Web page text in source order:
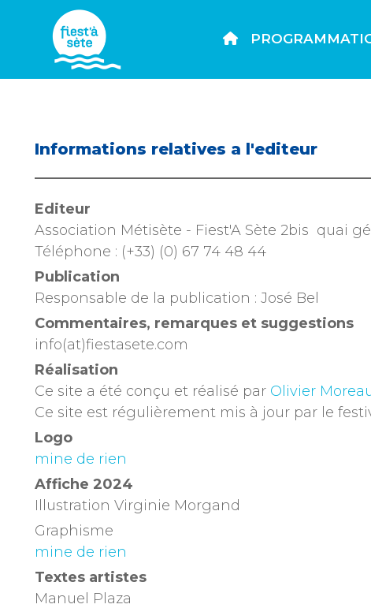
Informations relatives a l'editeur
Editeur
Association Métisète - Fiest'A Sète 2bis quai
Téléphone : (+33) (0) 67 74 48 44
Publication
Responsable de la publication : José Bel
Commentaires, remarques et suggestions
info(at)fiestasete.com
Réalisation
Ce site a été conçu et réalisé par Olivier
Ce site est régulièrement mis à jour par le
Logo
mine de rien
Affiche 2024
Illustration Virginie Morgand
Graphisme
mine de rien
Textes artistes
Manuel Plaza